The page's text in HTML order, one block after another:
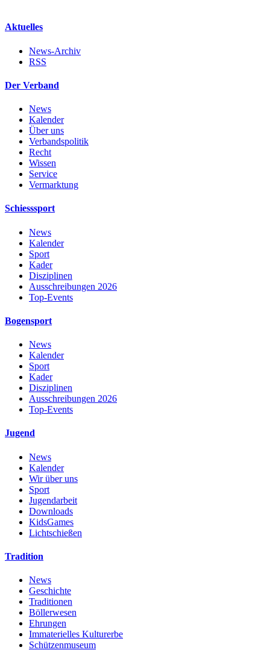
Aktuelles
News-Archiv
RSS
Der Verband
News
Kalender
Über uns
Verbandspolitik
Recht
Wissen
Service
Vermarktung
Schiesssport
News
Kalender
Sport
Kader
Disziplinen
Ausschreibungen 2026
Top-Events
Bogensport
News
Kalender
Sport
Kader
Disziplinen
Ausschreibungen 2026
Top-Events
Jugend
News
Kalender
Wir über uns
Sport
Jugendarbeit
Downloads
KidsGames
Lichtschießen
Tradition
News
Geschichte
Traditionen
Böllerwesen
Ehrungen
Immaterielles Kulturerbe
Schützenmuseum